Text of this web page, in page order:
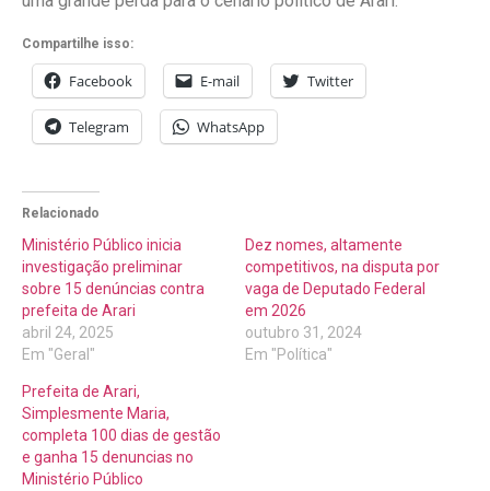
Compartilhe isso:
Facebook E-mail Twitter
Telegram WhatsApp
Relacionado
Ministério Público inicia
investigação preliminar
sobre 15 denúncias contra
prefeita de Arari
abril 24, 2025
Em "Geral"
Dez nomes, altamente
competitivos, na disputa por
vaga de Deputado Federal
em 2026
outubro 31, 2024
Em "Política"
Prefeita de Arari,
Simplesmente Maria,
completa 100 dias de gestão
e ganha 15 denuncias no
Ministério Público